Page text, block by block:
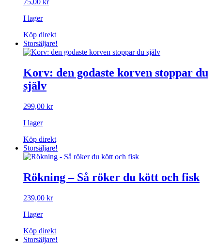
75,00 kr
I lager
Köp direkt
Storsäljare!
Korv: den godaste korven stoppar du
själv
299,00 kr
I lager
Köp direkt
Storsäljare!
Rökning – Så röker du kött och fisk
239,00 kr
I lager
Köp direkt
Storsäljare!